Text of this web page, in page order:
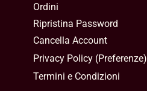
Ordini
Ripristina Password
Cancella Account
Privacy Policy(Preferenze)
Termini e Condizioni